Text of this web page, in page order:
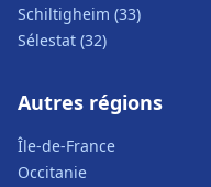
Schiltigheim (33)
Sélestat (32)
Autres régions
Île-de-France
Occitanie